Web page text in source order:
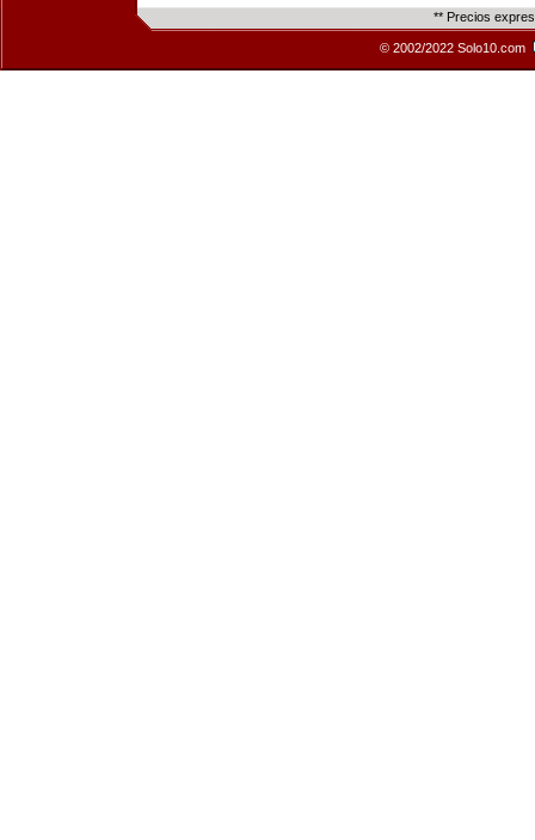
** Precios
© 2002/2022 Solo10.com